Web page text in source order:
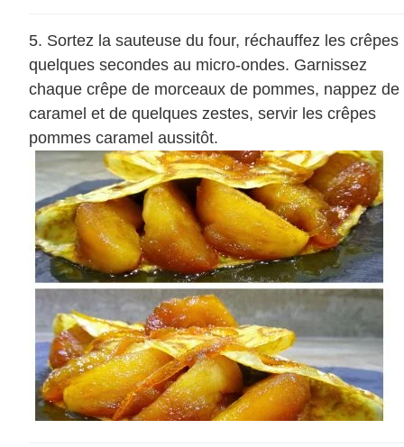
Sortez la sauteuse du four, réchauffez les crêpes
quelques secondes au micro-ondes. Garnissez
chaque crêpe de morceaux de pommes, nappez de
caramel et de quelques zestes, servir les crêpes
pommes caramel aussitôt.